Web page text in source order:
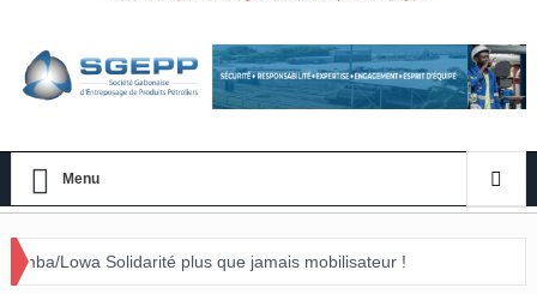
Menu
plus que jamais mobilisateur !